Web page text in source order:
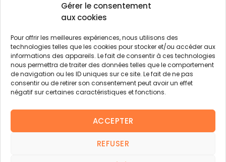
Gérer le consentement
aux cookies
Pour offrir les meilleures expériences, nous utilisons des
technologies telles que les cookies pour stocker et/ou accéder aux
informations des appareils. Le fait de consentir à ces technologies
nous permettra de traiter des données telles que le comportement
de navigation ou les ID uniques sur ce site. Le fait de ne pas
consentir ou de retirer son consentement peut avoir un effet
négatif sur certaines caractéristiques et fonctions.
ACCEPTER
REFUSER
Culture
Autres services
Économie locale
Agriculture
Filière bois
Environnement
Aides aux entreprises
Aides aux associations
Actualités
FAQ